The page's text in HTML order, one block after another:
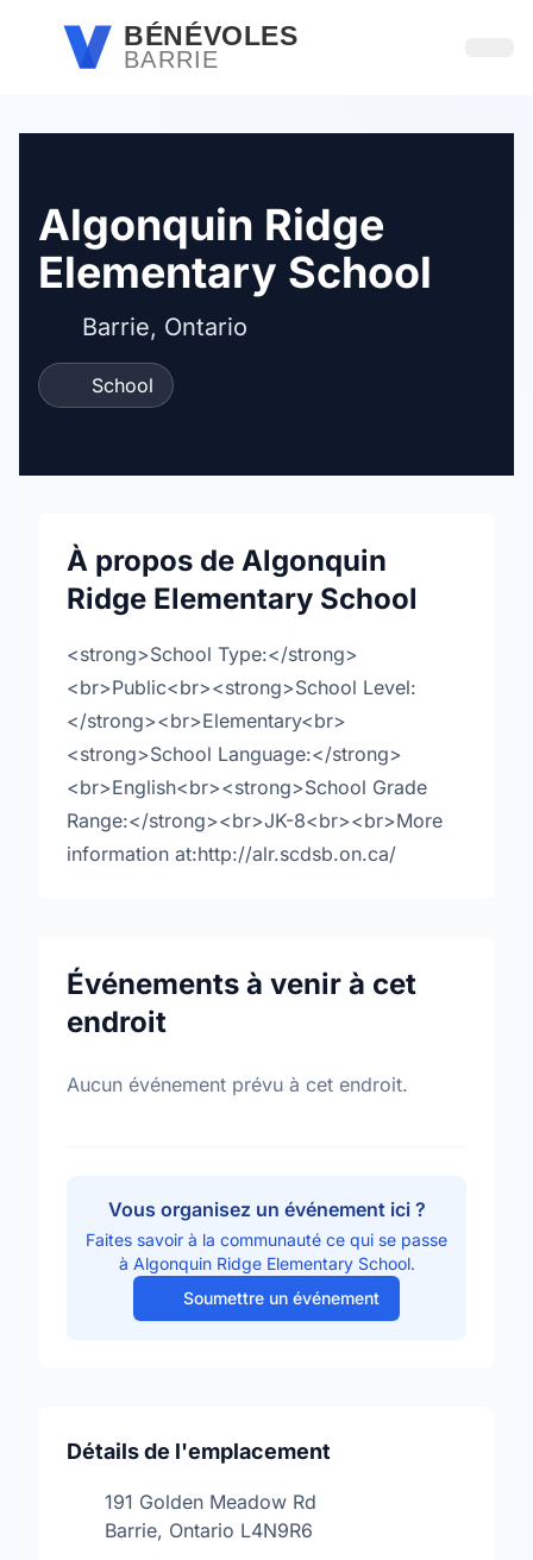
Passer au contenu principal
BÉNÉVOLES
BARRIE
Algonquin Ridge
Elementary School
Barrie, Ontario
School
À propos de Algonquin
Ridge Elementary School
<strong>School Type:</strong>
<br>Public<br><strong>School Level:
</strong><br>Elementary<br>
<strong>School Language:</strong>
<br>English<br><strong>School Grade
Range:</strong><br>JK-8<br><br>More
information at:http://alr.scdsb.on.ca/
Événements à venir à cet
endroit
Aucun événement prévu à cet endroit.
Vous organisez un événement ici ?
Faites savoir à la communauté ce qui se passe
à Algonquin Ridge Elementary School.
Soumettre un événement
Détails de l'emplacement
191 Golden Meadow Rd
Barrie, Ontario L4N9R6